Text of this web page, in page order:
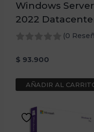
Windows Server
2022
(0
$ 93.900
AÑADIR AL